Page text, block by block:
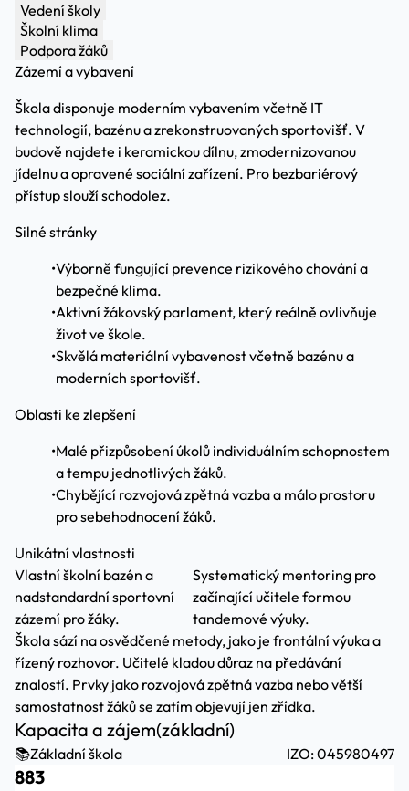
Vedení školy
Školní klima
Podpora žáků
Zázemí a vybavení
Škola disponuje moderním vybavením včetně IT
technologií, bazénu a zrekonstruovaných sportovišť. V
budově najdete i keramickou dílnu, zmodernizovanou
jídelnu a opravené sociální zařízení. Pro bezbariérový
přístup slouží schodolez.
Silné stránky
•Výborně fungující prevence rizikového chování a
bezpečné klima.
•Aktivní žákovský parlament, který reálně ovlivňuje
život ve škole.
•Skvělá materiální vybavenost včetně bazénu a
moderních sportovišť.
Oblasti ke zlepšení
•Malé přizpůsobení úkolů individuálním schopnostem
a tempu jednotlivých žáků.
•Chybějící rozvojová zpětná vazba a málo prostoru
pro sebehodnocení žáků.
Unikátní vlastnosti
Vlastní školní bazén a
nadstandardní sportovní
zázemí pro žáky.
Systematický mentoring pro
začínající učitele formou
tandemové výuky.
Škola sází na osvědčené metody, jako je frontální výuka a
řízený rozhovor. Učitelé kladou důraz na předávání
znalostí. Prvky jako rozvojová zpětná vazba nebo větší
samostatnost žáků se zatím objevují jen zřídka.
Kapacita a zájem(základní)
📚Základní škola IZO: 045980497
883